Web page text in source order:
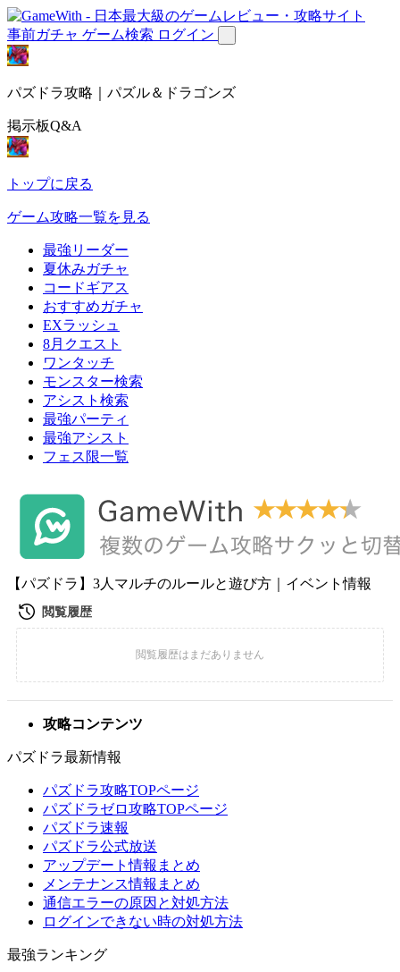
事前ガチャ ゲーム検索 ログイン
パズドラ攻略｜パズル＆ドラゴンズ
掲示板Q&A
トップに戻る
ゲーム攻略一覧を見る
最強リーダー
夏休みガチャ
コードギアス
おすすめガチャ
EXラッシュ
8月クエスト
ワンタッチ
モンスター検索
アシスト検索
最強パーティ
最強アシスト
フェス限一覧
【パズドラ】3人マルチのルールと遊び方｜イベント情報
攻略コンテンツ
パズドラ最新情報
パズドラ攻略TOPページ
パズドラゼロ攻略TOPページ
パズドラ速報
パズドラ公式放送
アップデート情報まとめ
メンテナンス情報まとめ
通信エラーの原因と対処方法
ログインできない時の対処方法
最強ランキング